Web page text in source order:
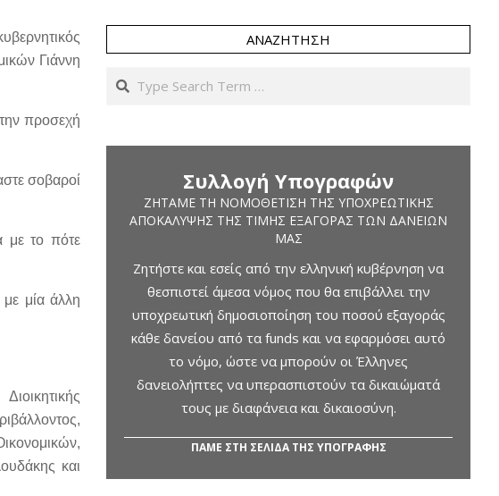
Γιάννη
προσεχή
σοβαροί
με το πότε
με μία άλλη
και
ΑΝΑΖΉΤΗΣΗ
Search
Συλλογή Υπογραφών
ΖΗΤΆΜΕ ΤΗ ΝΟΜΟΘΈΤΙΣΗ ΤΗΣ ΥΠΟΧΡΕΩΤΙΚΉΣ
ΑΠΟΚΆΛΥΨΗΣ ΤΗΣ ΤΙΜΉΣ ΕΞΑΓΟΡΆΣ ΤΩΝ ΔΑΝΕΊΩΝ
ΜΑΣ
Ζητήστε και εσείς από την ελληνική κυβέρνηση να
θεσπιστεί άμεσα νόμος που θα επιβάλλει την
υποχρεωτική δημοσιοποίηση του ποσού εξαγοράς
κάθε δανείου από τα funds και να εφαρμόσει αυτό
το νόμο, ώστε να μπορούν οι Έλληνες
δανειολήπτες να υπερασπιστούν τα δικαιώματά
τους με διαφάνεια και δικαιοσύνη.
ΠΑΜΕ ΣΤΗ ΣΕΛΙΔΑ ΤΗΣ ΥΠΟΓΡΑΦΗΣ